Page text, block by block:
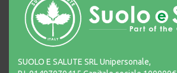
SUOLO E SALUTE SRL Unipersonale,